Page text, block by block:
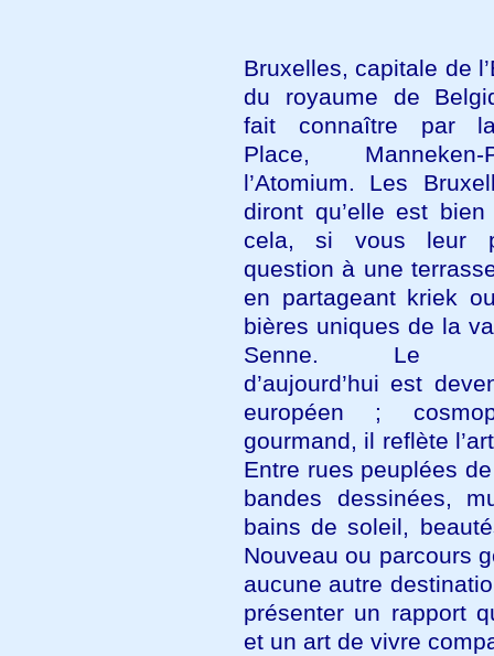
Bruxelles, capitale de
du royaume de
fait connaître par
Place,
l’Atomium. Les
diront qu’elle est
cela, si vous leur
question à une
en partageant kriek
bières uniques de la
Senne. Le
d’aujourd’hui est
européen ;
gourmand, il reflète
Entre rues peuplées
bandes dessinées,
bains de soleil,
Nouveau ou parcours
aucune autre
présenter un rapport
et un art de vivre